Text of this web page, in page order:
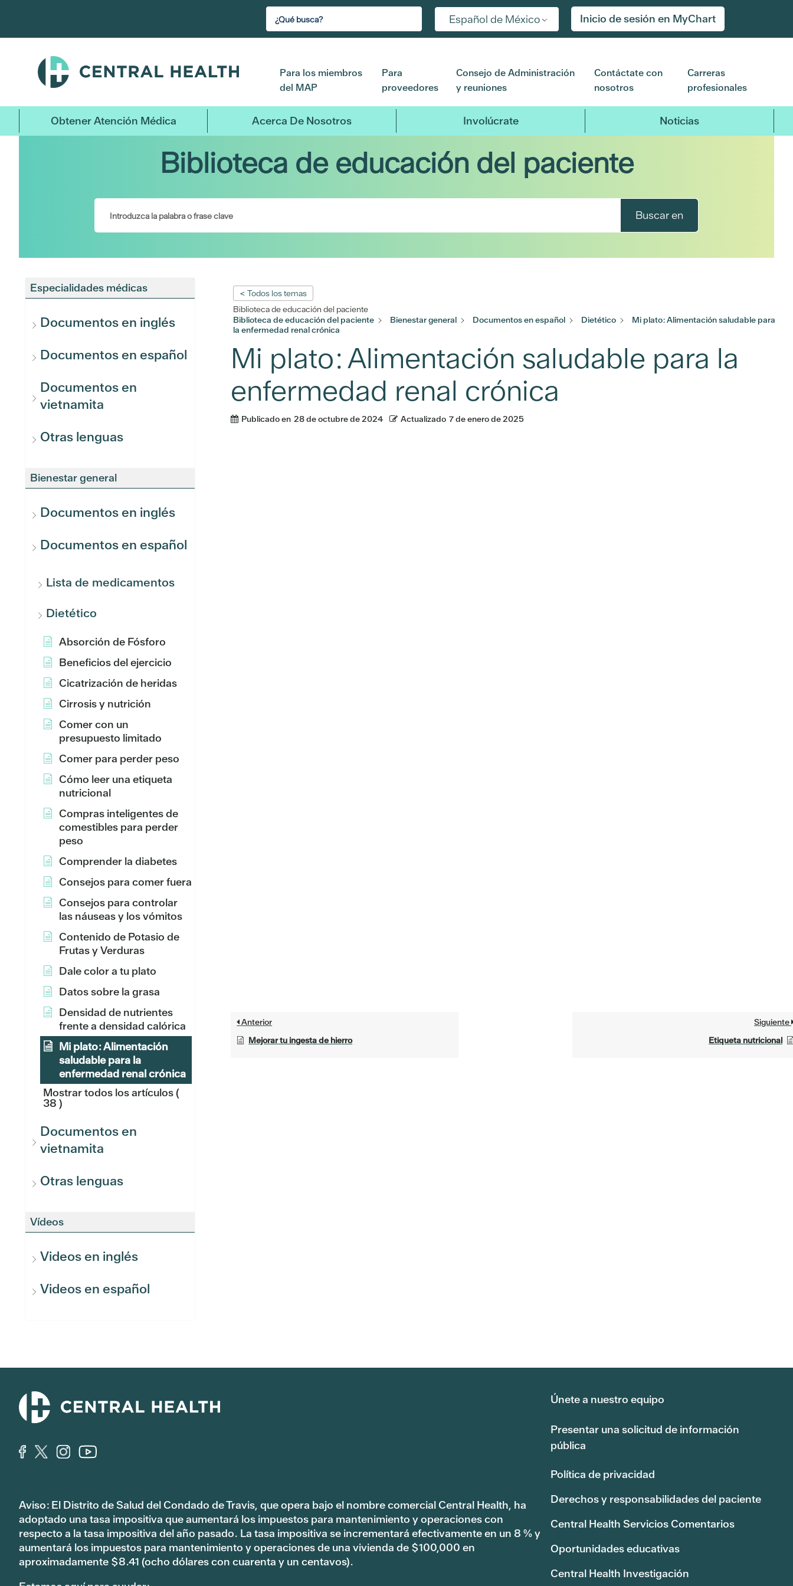
contenido
Español de México Inicio de sesión en MyChart
Para los miembros
del MAP
Para
proveedores
Consejo de Administración
y reuniones
Contáctate con
nosotros
Carreras
profesionales
Obtener Atención Médica Acerca De Nosotros Involúcrate Noticias
Biblioteca de educación del paciente
Buscar en
Especialidades médicas
Documentos en inglés
Documentos en español
Documentos en
vietnamita
Otras lenguas
Bienestar general
Documentos en inglés
Documentos en español
Lista de medicamentos
Dietético
Absorción de Fósforo
Beneficios del ejercicio
Cicatrización de heridas
Cirrosis y nutrición
Comer con un
presupuesto limitado
Comer para perder peso
Cómo leer una etiqueta
nutricional
Compras inteligentes de
comestibles para perder
peso
Comprender la diabetes
Consejos para comer fuera
Consejos para controlar
las náuseas y los vómitos
Contenido de Potasio de
Frutas y Verduras
Dale color a tu plato
Datos sobre la grasa
Densidad de nutrientes
frente a densidad calórica
Mi plato: Alimentación
saludable para la
enfermedad renal crónica
Mostrar todos los artículos(
38 )
Documentos en
vietnamita
Otras lenguas
Vídeos
Videos en inglés
Videos en español
< Todos los temas
Biblioteca de educación del paciente
Biblioteca de educación del paciente
Bienestar general Documentos en español Dietético
Mi plato: Alimentación saludable para
la enfermedad renal crónica
Mi plato: Alimentación saludable para la
enfermedad renal crónica
Publicado en 28 de octubre de 2024 Actualizado 7 de enero de 2025
Anterior
Mejorar tu ingesta de hierro
Siguiente
Etiqueta nutricional
Aviso: El Distrito de Salud del Condado de Travis, que opera bajo el nombre comercial Central Health, ha
adoptado una tasa impositiva que aumentará los impuestos para mantenimiento y operaciones con
respecto a la tasa impositiva del año pasado. La tasa impositiva se incrementará efectivamente en un 8 % y
aumentará los impuestos para mantenimiento y operaciones de una vivienda de $100,000 en
aproximadamente $8.41 (ocho dólares con cuarenta y un centavos).
Únete a nuestro equipo
Presentar una solicitud de información
pública
Política de privacidad
Derechos y responsabilidades del paciente
Central Health Servicios Comentarios
Oportunidades educativas
Central Health Investigación